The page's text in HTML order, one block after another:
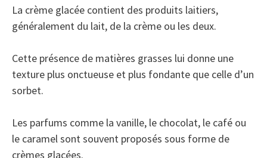
La crème glacée contient des produits laitiers,
généralement du lait, de la crème ou les deux.
Cette présence de matières grasses lui donne une
texture plus onctueuse et plus fondante que celle d’un
sorbet.
Les parfums comme la vanille, le chocolat, le café ou
le caramel sont souvent proposés sous forme de
crèmes glacées.